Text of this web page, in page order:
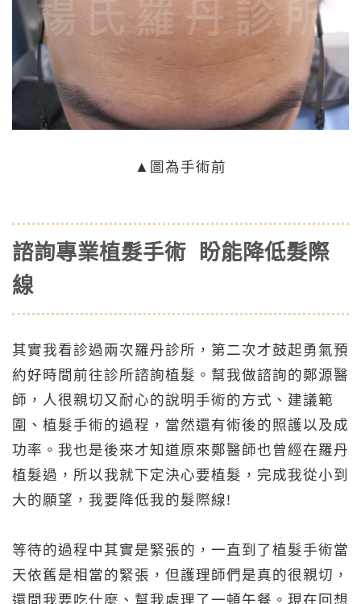
▲圖為手術前
諮詢專業植髮手術 盼能降低髮際
線
其實我看診過兩次羅丹診所，第二次才鼓起勇氣預
約好時間前往診所諮詢植髮。幫我做諮詢的鄭源醫
師，人很親切又耐心的說明手術的方式、建議範
圍、植髮手術的過程，當然還有術後的照護以及成
功率。我也是後來才知道原來鄭醫師也曾經在羅丹
植髮過，所以我就下定決心要植髮，完成我從小到
大的願望，我要降低我的髮際線!
等待的過程中其實是緊張的，一直到了植髮手術當
天依舊是相當的緊張，但護理師們是真的很親切，
還問我要吃什麼、幫我處理了一頓午餐。現在回想